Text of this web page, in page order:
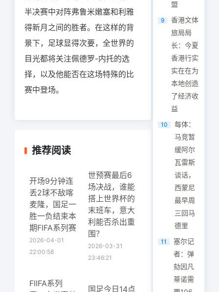
半决赛中对阵弗鲁米嫩塞和利雅
得新月之间的胜者。在这样的背
景下，足球显得次要，全世界的
目光都将关注佩德罗-内托的选
择，以及他能否在这场特殊的比
赛中登场。
推荐阅读
开场9分钟连
丢2球不敌喀
麦隆，国足一
胜一负结束本
期FIFA系列赛
2026-04-01
22:00:58
世预赛最后6
场决战，谁能
搭上世界杯的
末班车，意大
利能否杀出重
围？
2026-03-31
23:46:21
FIIFA系列
国足今日14点
盟
9
香港文体
旅局局
长：今夏
香港行实
实在在为
本地创造
了经济收
益
10
每体：
马竞暂
缓阿尔
瓦雷斯
谈话，
西蒙尼
最早周
三回马
德里
11
塞尔记
者：弹
劾因凡
蒂诺需